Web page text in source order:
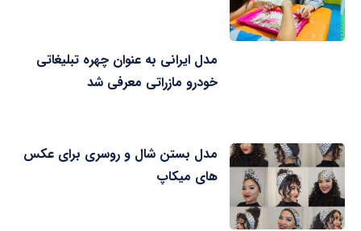
مدل ایرانی به عنوان چهره تبلیغاتی
خودرو مازراتی معرفی شد
مدل بستن شال و روسری برای عکس
های میکاپ